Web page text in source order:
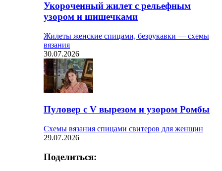
Укороченный жилет с рельефным
узором и шишечками
Жилеты женские спицами, безрукавки — схемы
вязания
30.07.2026
Пуловер с V вырезом и узором Ромбы
Схемы вязания спицами свитеров для женщин
29.07.2026
Поделиться: